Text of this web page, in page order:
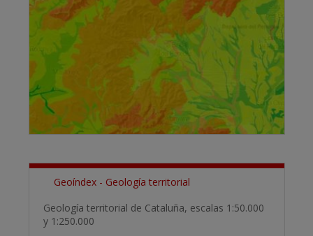
Geoíndex - Geología territorial
Geología territorial de Cataluña, escalas 1:50.000
y 1:250.000